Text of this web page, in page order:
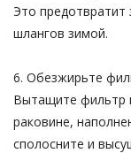
Это предотвратит
шлангов зимой.
6. Обезжирьте
Вытащите фильтр
раковине,
сполосните и